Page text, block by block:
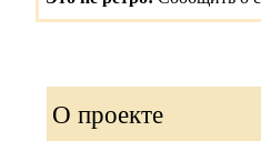
О проекте